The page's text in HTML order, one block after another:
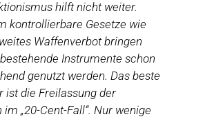
hilft nicht weiter.
kontrollierbare Gesetze wie
Waffenverbot bringen
Instrumente schon
genutzt werden. Das beste
ist die Freilassung der
„20-Cent-Fall“. Nur wenige